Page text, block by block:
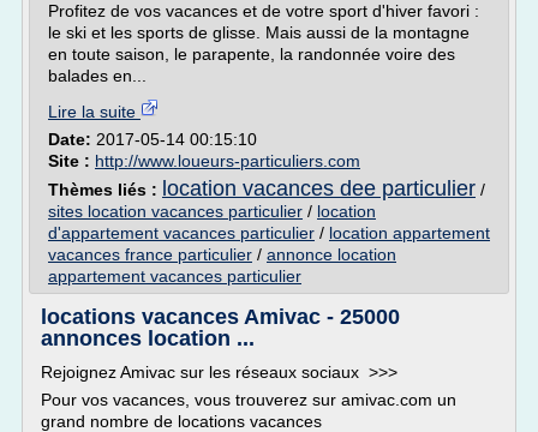
Profitez de vos vacances et de votre sport d'hiver favori :
le ski et les sports de glisse. Mais aussi de la montagne
en toute saison, le parapente, la randonnée voire des
balades en...
Lire la suite
Date: 2017-05-14 00:15:10
Site : http://www.loueurs-particuliers.com
Thèmes liés : location vacances dee particulier /
sites location vacances particulier / location
d'appartement vacances particulier / location appartement
vacances france particulier / annonce location
appartement vacances particulier
locations vacances Amivac - 25000
annonces location ...
Rejoignez Amivac sur les réseaux sociaux >>>
Pour vos vacances, vous trouverez sur amivac.com un
grand nombre de locations vacances